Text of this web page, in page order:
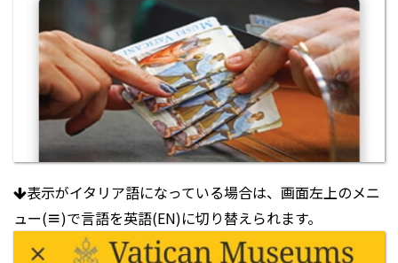
表示がイタリア語になっている場合は、画面左上のメニ
ュー(≡)で言語を英語(EN)に切り替えられます。